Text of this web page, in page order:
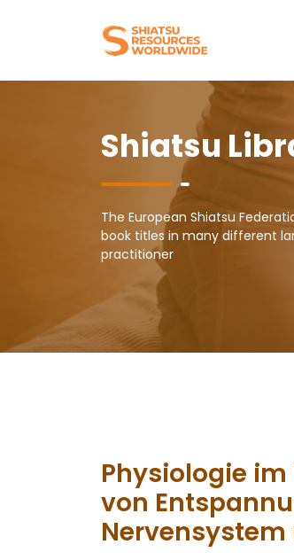
Shiatsu
The European Shiatsu
book titles in many different
practitioner
Physiologie
von